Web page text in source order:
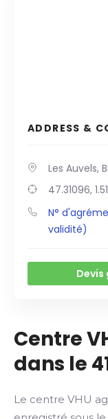
ADDRESS &
Les Auvels,
47.31096,
N°
validité)
Centre
dans le
Le centre VHU